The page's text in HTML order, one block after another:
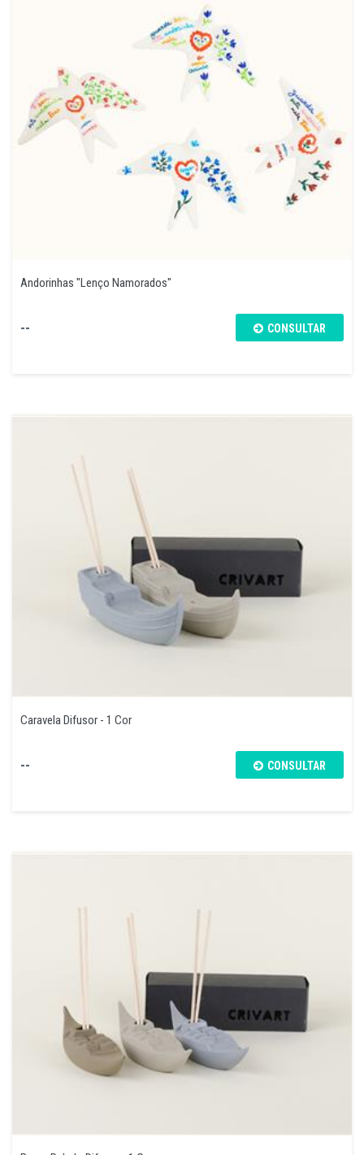
Andorinhas "Lenço Namorados"
-- CONSULTAR
Caravela Difusor - 1 Cor
-- CONSULTAR